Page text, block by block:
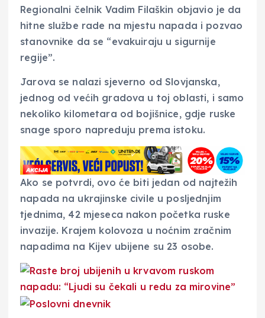
Regionalni čelnik Vadim Filaškin objavio je da
hitne službe rade na mjestu napada i pozvao
stanovnike da se “evakuiraju u sigurnije
regije”.
Jarova se nalazi sjeverno od Slovjanska,
jednog od većih gradova u toj oblasti, i samo
nekoliko kilometara od bojišnice, gdje ruske
snage sporo napreduju prema istoku.
Ako se potvrdi, ovo će biti jedan od najtežih
napada na ukrajinske civile u posljednjim
tjednima, 42 mjeseca nakon početka ruske
invazije. Krajem kolovoza u noćnim zračnim
napadima na Kijev ubijene su 23 osobe.